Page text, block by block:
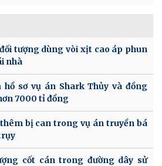
tượng dùng vòi xịt cao áp phun
nhà
hồ sơ vụ án Shark Thủy và đồng
7000 tỉ đồng
bị can trong vụ án truyền bá
cốt cán trong đường dây sử